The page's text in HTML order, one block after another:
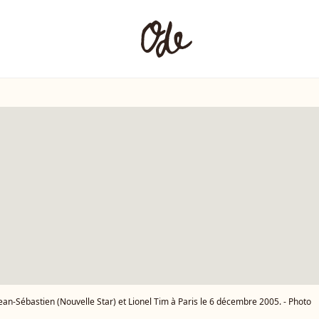
Sébastien (Nouvelle Star) et Lionel Tim à Paris le 6 décembre 2005. - Photo